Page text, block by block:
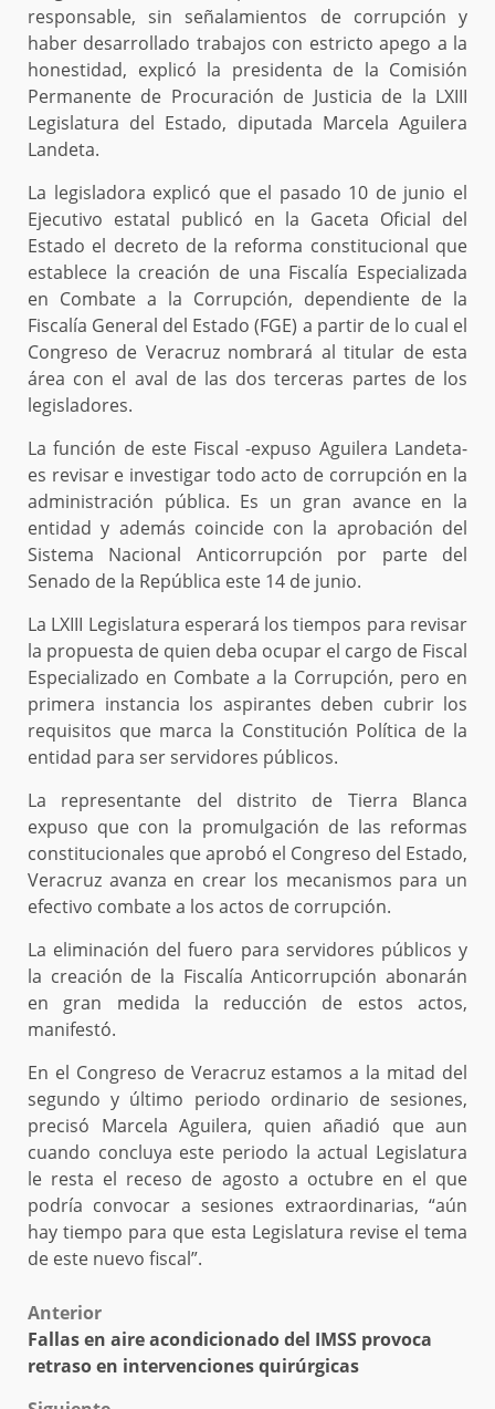
responsable, sin señalamientos de corrupción y
haber desarrollado trabajos con estricto apego a la
honestidad, explicó la presidenta de la Comisión
Permanente de Procuración de Justicia de la LXIII
Legislatura del Estado, diputada Marcela Aguilera
Landeta.
La legisladora explicó que el pasado 10 de junio el
Ejecutivo estatal publicó en la Gaceta Oficial del
Estado el decreto de la reforma constitucional que
establece la creación de una Fiscalía Especializada
en Combate a la Corrupción, dependiente de la
Fiscalía General del Estado (FGE) a partir de lo cual el
Congreso de Veracruz nombrará al titular de esta
área con el aval de las dos terceras partes de los
legisladores.
La función de este Fiscal -expuso Aguilera Landeta-
es revisar e investigar todo acto de corrupción en la
administración pública. Es un gran avance en la
entidad y además coincide con la aprobación del
Sistema Nacional Anticorrupción por parte del
Senado de la República este 14 de junio.
La LXIII Legislatura esperará los tiempos para revisar
la propuesta de quien deba ocupar el cargo de Fiscal
Especializado en Combate a la Corrupción, pero en
primera instancia los aspirantes deben cubrir los
requisitos que marca la Constitución Política de la
entidad para ser servidores públicos.
La representante del distrito de Tierra Blanca
expuso que con la promulgación de las reformas
constitucionales que aprobó el Congreso del Estado,
Veracruz avanza en crear los mecanismos para un
efectivo combate a los actos de corrupción.
La eliminación del fuero para servidores públicos y
la creación de la Fiscalía Anticorrupción abonarán
en gran medida la reducción de estos actos,
manifestó.
En el Congreso de Veracruz estamos a la mitad del
segundo y último periodo ordinario de sesiones,
precisó Marcela Aguilera, quien añadió que aun
cuando concluya este periodo la actual Legislatura
le resta el receso de agosto a octubre en el que
podría convocar a sesiones extraordinarias, “aún
hay tiempo para que esta Legislatura revise el tema
de este nuevo fiscal”.
Post
navigation
Anterior
Fallas en aire acondicionado del IMSS provoca
retraso en intervenciones quirúrgicas